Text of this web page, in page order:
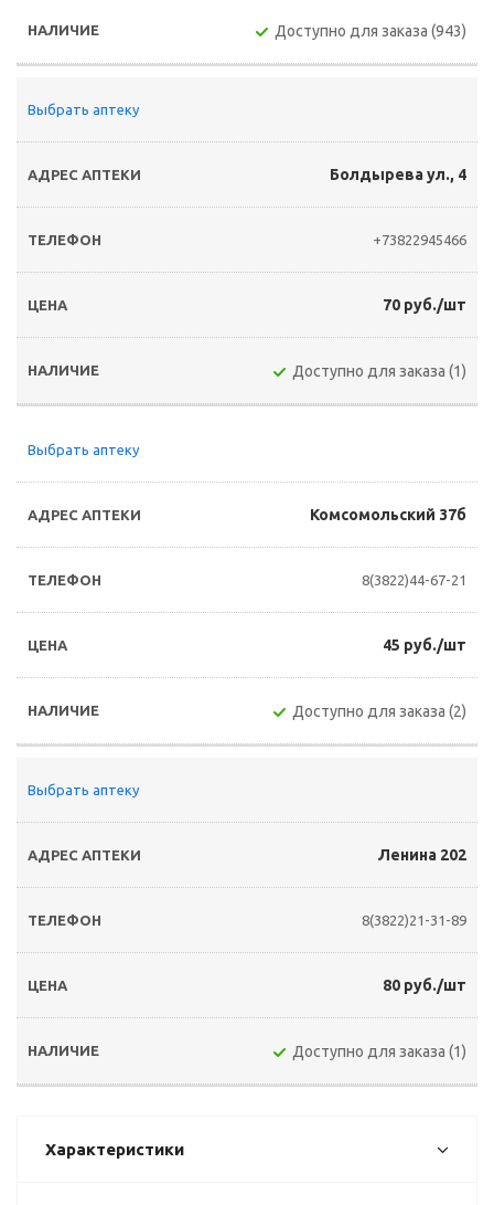
Доступно для заказа (943)
Выбрать аптеку
Болдырева ул., 4
+73822945466
70 руб./шт
Доступно для заказа (1)
Выбрать аптеку
Комсомольский 37б
8(3822)44-67-21
45 руб./шт
Доступно для заказа (2)
Выбрать аптеку
Ленина 202
8(3822)21-31-89
80 руб./шт
Доступно для заказа (1)
Характеристики